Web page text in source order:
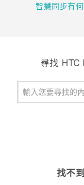
智慧同步有
尋找 HTC
找不